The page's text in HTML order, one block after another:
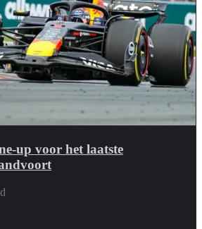
up voor het laatste